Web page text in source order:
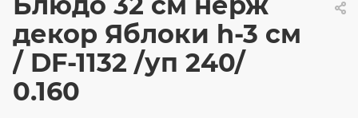
декор Яблоки h-3 см
/ DF-1132 /уп 240/
0.160